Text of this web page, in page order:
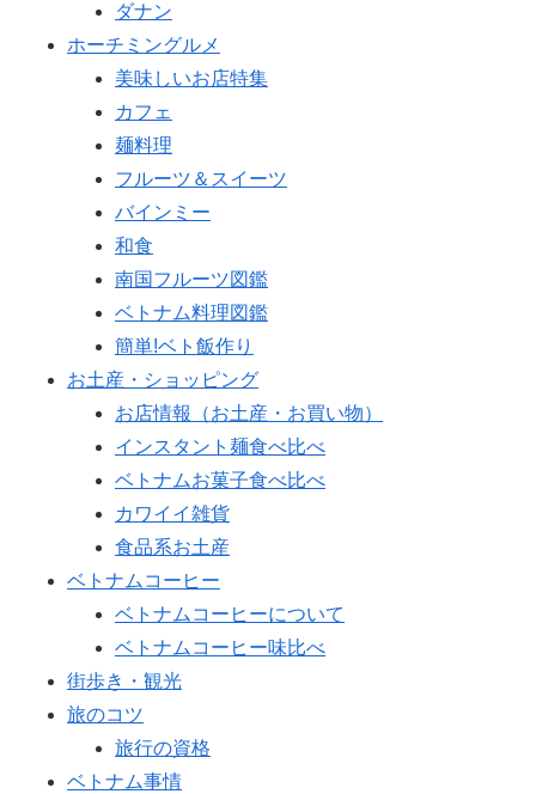
ダナン
ホーチミングルメ
美味しいお店特集
カフェ
麺料理
フルーツ＆スイーツ
バインミー
和食
南国フルーツ図鑑
ベトナム料理図鑑
簡単!ベト飯作り
お土産・ショッピング
お店情報（お土産・お買い物）
インスタント麺食べ比べ
ベトナムお菓子食べ比べ
カワイイ雑貨
食品系お土産
ベトナムコーヒー
ベトナムコーヒーについて
ベトナムコーヒー味比べ
街歩き・観光
旅のコツ
旅行の資格
ベトナム事情